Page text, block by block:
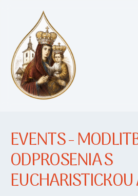
EVENTS -
ODPROSENIA S